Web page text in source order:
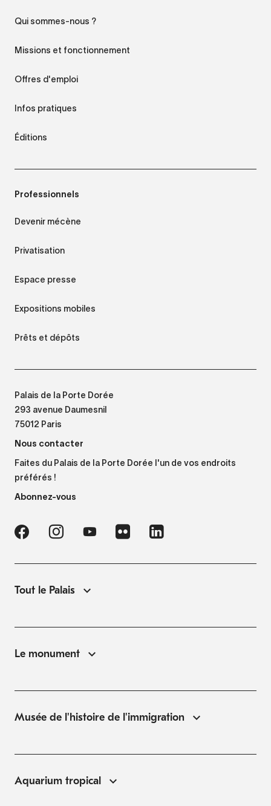
Qui sommes-nous ?
Missions et fonctionnement
Offres d'emploi
Infos pratiques
Éditions
Professionnels
Devenir mécène
Privatisation
Espace presse
Expositions mobiles
Prêts et dépôts
Palais de la Porte Dorée
293 avenue Daumesnil
75012 Paris
Nous contacter
Faites du Palais de la Porte Dorée l'un de vos endroits
préférés !
Abonnez-vous
Tout le Palais
Le monument
Musée de l'histoire de l'immigration
Aquarium tropical